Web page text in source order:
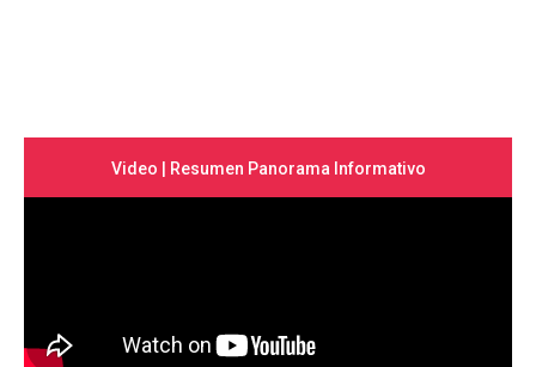
Video | Resumen Panorama Informativo